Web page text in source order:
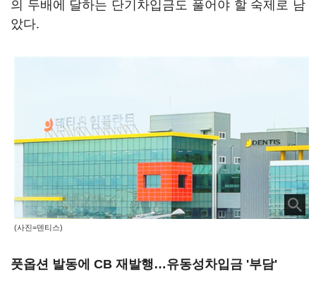
의 두배에 달하는 단기차입금도 풀어야 할 숙제로 남
았다.
(사진=덴티스)
풋옵션 발동에 CB 재발행…유동성차입금 '부담'